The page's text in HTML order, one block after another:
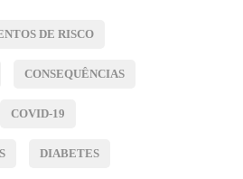
DE RISCO
CONSEQUÊNCIAS
COVID-19
DIABETES